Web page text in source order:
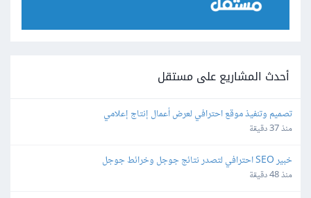
أحدث المشاريع على مستقل
تصميم وتنفيذ موقع احترافي لعرض أعمال إنتاج إعلامي
منذ 37 دقيقة
خبير SEO احترافي لتصدر نتائج جوجل وخرائط جوجل
منذ 48 دقيقة